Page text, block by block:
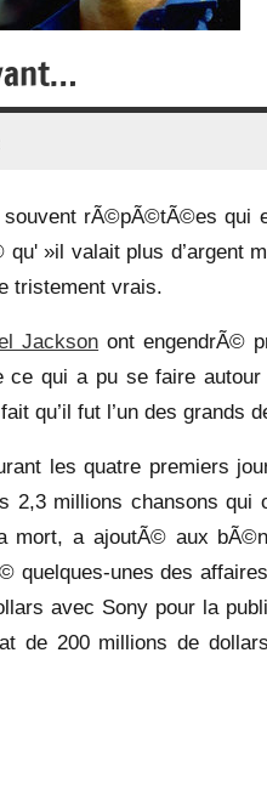
souvent rÃ©pÃ©tÃ©es qui
»il valait plus d’argent
tristement vrais.
Jackson ont engendrÃ©
qui a pu se faire
qu’il fut l’un des grands
les quatre premiers
2,3 millions chansons
a ajoutÃ© aux
quelques-unes des
avec Sony pour la
de 200 millions de